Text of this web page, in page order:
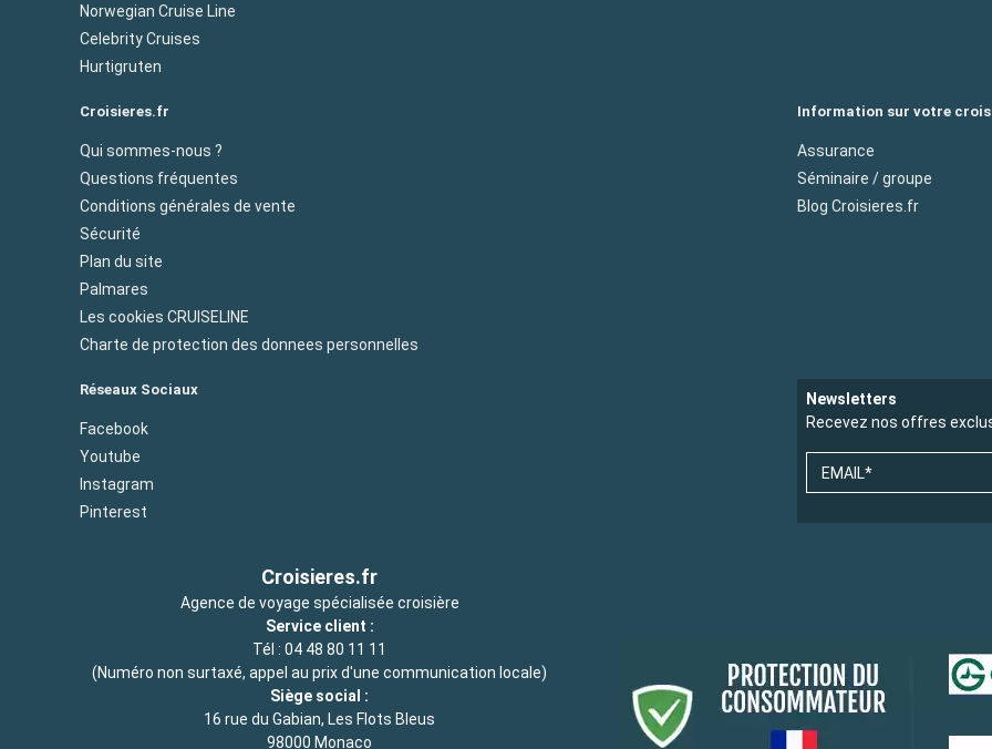
Norwegian Cruise Line
Celebrity Cruises
Hurtigruten
Croisieres.fr
Qui sommes-nous ?
Questions fréquentes
Conditions générales de vente
Sécurité
Plan du site
Palmares
Les cookies CRUISELINE
Charte de protection des donnees personnelles
Information sur votre
Assurance
Séminaire / groupe
Blog Croisieres.fr
Réseaux Sociaux
Facebook
Youtube
Instagram
Pinterest
Newsletters
Recevez nos offres
EMAIL*
Croisieres.fr
Agence de voyage spécialisée croisière
Service client :
Tél : 04 48 80 11 11
(Numéro non surtaxé, appel au prix d'une communication locale)
Siège social :
16 rue du Gabian, Les Flots Bleus
98000 Monaco